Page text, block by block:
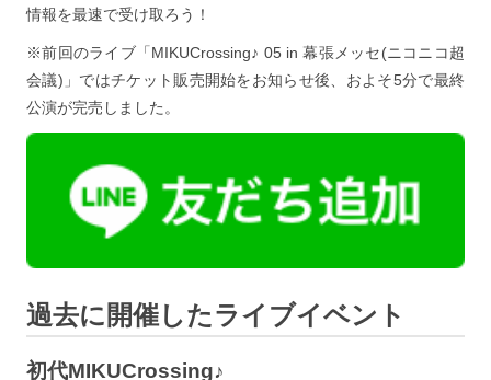
情報を最速で受け取ろう！
※前回のライブ「MIKUCrossing♪ 05 in 幕張メッセ(ニコニコ超
会議)」ではチケット販売開始をお知らせ後、およそ5分で最終
公演が完売しました。
過去に開催したライブイベント
初代MIKUCrossing♪